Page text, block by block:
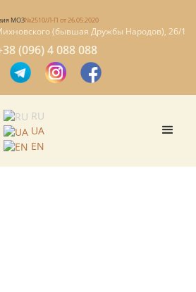
МОЗ№2510/Л-П от 26.05.2020
(бывшая Дружбы Народов), 26/1
(096) 4 088 088
RU
UA
EN